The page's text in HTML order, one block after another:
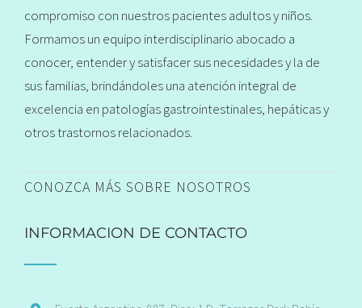
compromiso con nuestros pacientes adultos y niños.
Formamos un equipo interdisciplinario abocado a
conocer, entender y satisfacer sus necesidades y la de
sus familias, brindándoles una atención integral de
excelencia en patologías gastrointestinales, hepáticas y
otros trastornos relacionados.
CONOZCA MÁS SOBRE NOSOTROS
INFORMACION DE CONTACTO